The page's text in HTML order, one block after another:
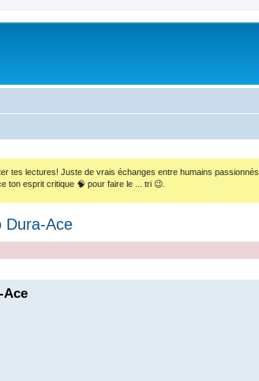
tes lectures! Juste de vrais échanges entre humains passionnés.
ton esprit critique 🧠 pour faire le ... tri 😉.
Dura-Ace
Ace